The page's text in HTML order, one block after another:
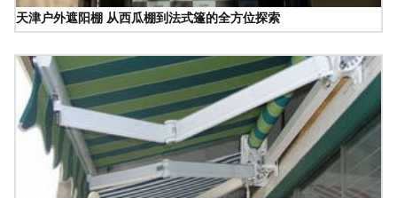
天津户外遮阳棚 从西瓜棚到法式篷的全方位探索